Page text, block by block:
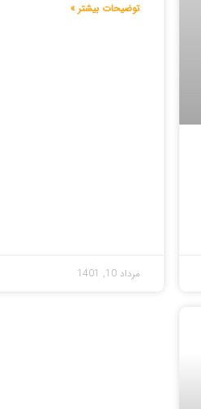
توضیحات بیشتر »
مرداد 10, 1401